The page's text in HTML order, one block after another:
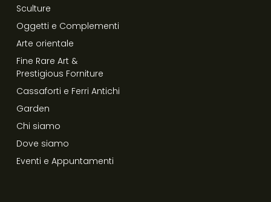
Sculture
Oggetti e Complementi
Arte orientale
Fine Rare Art &
Prestigious Forniture
Cassaforti e Ferri Antichi
Garden
Chi siamo
Dove siamo
Eventi e Appuntamenti